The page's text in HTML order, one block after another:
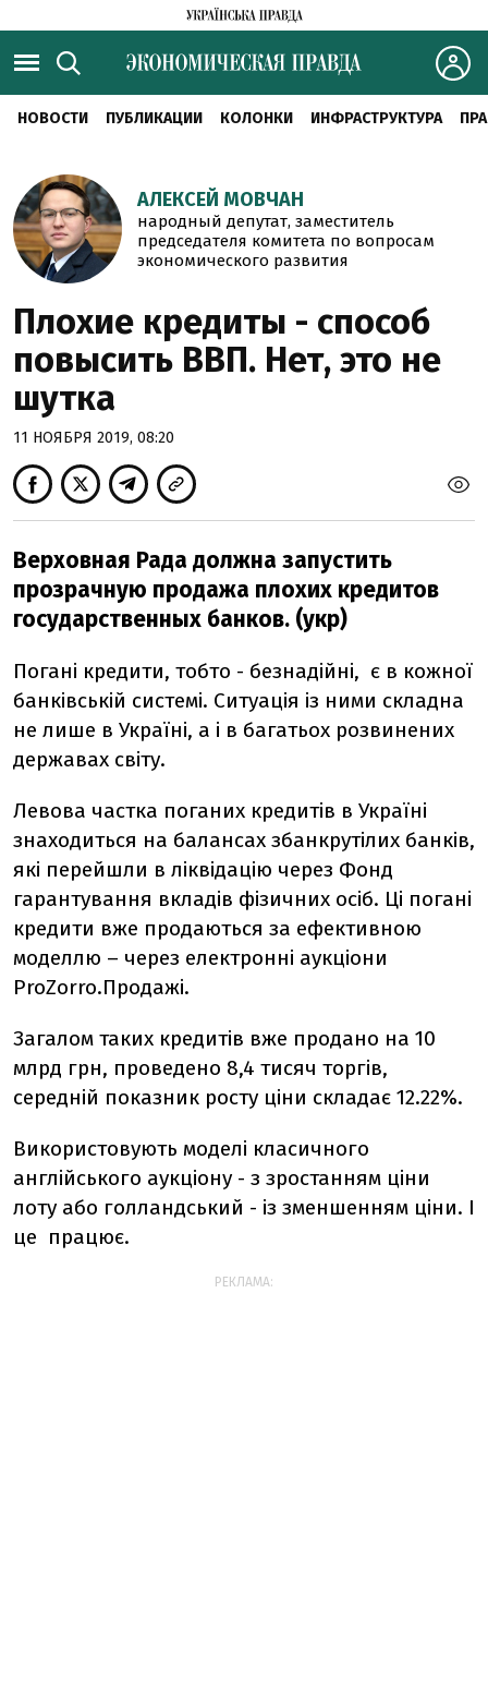
НОВОСТИ ПУБЛИКАЦИИ КОЛОНКИ ИНФРАСТРУКТУРА
АЛЕКСЕЙ МОВЧАН
народный депутат, заместитель
председателя комитета по вопросам
экономического развития
Плохие кредиты - способ
повысить ВВП. Нет, это не
шутка
11 НОЯБРЯ 2019, 08:20
Верховная Рада должна запустить
прозрачную продажа плохих кредитов
государственных банков. (укр)
Погані кредити, тобто - безнадійні, є в кожної
банківській системі. Ситуація із ними складна
не лише в Україні, а і в багатьох розвинених
державах світу.
Левова частка поганих кредитів в Україні
знаходиться на балансах збанкрутілих банків,
які перейшли в ліквідацію через Фонд
гарантування вкладів фізичних осіб. Ці погані
кредити вже продаються за ефективною
моделлю – через електронні аукціони
ProZorro.Продажі.
Загалом таких кредитів вже продано на 10
млрд грн, проведено 8,4 тисяч торгів,
середній показник росту ціни складає 12.22%.
Використовують моделі класичного
англійського аукціону - з зростанням ціни
лоту або голландський - із зменшенням ціни. І
це працює.
РЕКЛАМА: